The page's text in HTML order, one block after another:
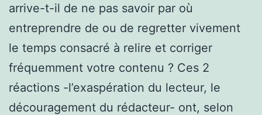
arrive-t-il de ne pas savoir par où
entreprendre de ou de regretter vivement
le temps consacré à relire et corriger
fréquemment votre contenu ? Ces 2
réactions -l’exaspération du lecteur, le
découragement du rédacteur- ont, selon